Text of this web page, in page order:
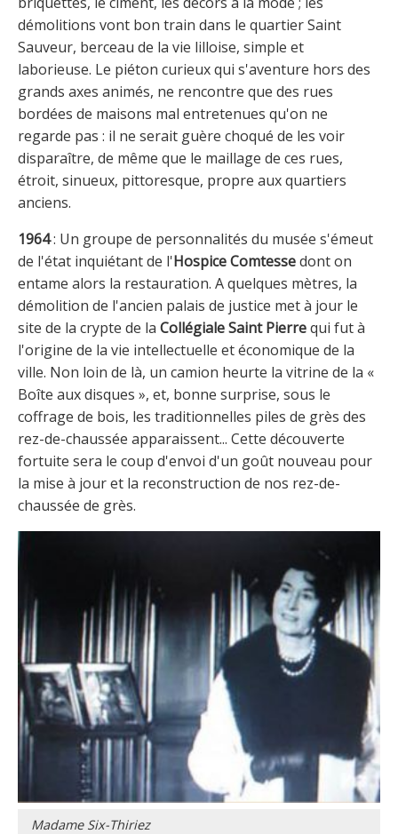
démolitions vont bon train dans le quartier Saint
Sauveur, berceau de la vie lilloise, simple et
laborieuse. Le piéton curieux qui s'aventure hors des
grands axes animés, ne rencontre que des rues
bordées de maisons mal entretenues qu'on ne
regarde pas : il ne serait guère choqué de les voir
disparaître, de même que le maillage de ces rues,
étroit, sinueux, pittoresque, propre aux quartiers
anciens.
1964: Un groupe de personnalités du musée s'émeut
de l'état inquiétant de l'Hospice Comtessedont on
entame alors la restauration. A quelques mètres, la
démolition de l'ancien palais de justice met à jour le
site de la crypte de la Collégiale Saint Pierrequi fut à
l'origine de la vie intellectuelle et économique de la
ville. Non loin de là, un camion heurte la vitrine de la «
Boîte aux disques », et, bonne surprise, sous le
coffrage de bois, les traditionnelles piles de grès des
rez-de-chaussée apparaissent... Cette découverte
fortuite sera le coup d'envoi d'un goût nouveau pour
la mise à jour et la reconstruction de nos rez-de-
chaussée de grès.
Madame Six-Thiriez